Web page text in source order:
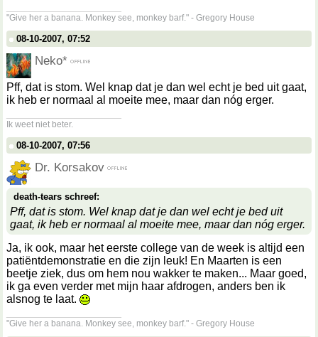
"Give her a banana. Monkey see, monkey barf." - Gregory House
08-10-2007, 07:52
Neko*
Pff, dat is stom. Wel knap dat je dan wel echt je bed uit gaat,
ik heb er normaal al moeite mee, maar dan nóg erger.
Ik weet niet beter.
08-10-2007, 07:56
Dr. Korsakov
death-tears schreef:
Pff, dat is stom. Wel knap dat je dan wel echt je bed uit
gaat, ik heb er normaal al moeite mee, maar dan nóg erger.
Ja, ik ook, maar het eerste college van de week is altijd een
patiëntdemonstratie en die zijn leuk! En Maarten is een
beetje ziek, dus om hem nou wakker te maken... Maar goed,
ik ga even verder met mijn haar afdrogen, anders ben ik
alsnog te laat.
"Give her a banana. Monkey see, monkey barf." - Gregory House